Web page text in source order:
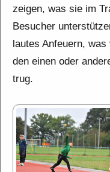
zeigen, was sie im
Besucher
lautes Anfeuern,
den einen oder
trug.